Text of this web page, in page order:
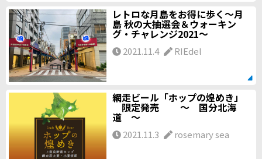
レトロな月島をお得に歩く～月
島 秋の大抽選会＆ウォーキン
グ・チャレンジ2021～
2021.11.4 RIEdel
網走ビール「ホップの煌めき」
限定発売 ～ 国分北海
道 ～
2021.11.3 rosemary sea